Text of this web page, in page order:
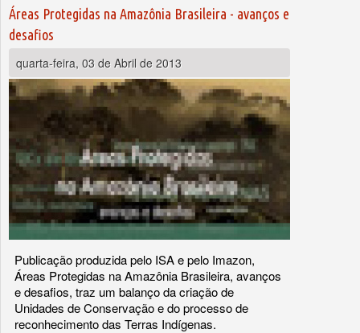
Áreas Protegidas na Amazônia Brasileira - avanços e
desafios
quarta-feira, 03 de Abril de 2013
Publicação produzida pelo ISA e pelo Imazon,
Áreas Protegidas na Amazônia Brasileira, avanços
e desafios, traz um balanço da criação de
Unidades de Conservação e do processo de
reconhecimento das Terras Indígenas.